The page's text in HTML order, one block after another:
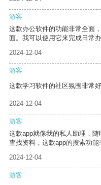
游客
这款办公软件的功能非常全面
面。我可以使用它来完成日常
2024-12-04
游客
这款学习软件的社区氛围非常
2024-12-04
游客
这款app就像我的私人助理，
查找资料，这款app的搜索功能
2024-12-04
游客